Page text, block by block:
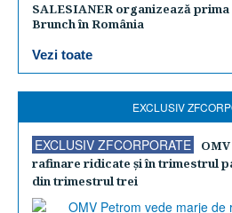
SALESIANER organizează
Brunch în România
Vezi toate
EXCLUSIV
EXCLUSIV ZFCORPORATE
rafinare ridicate şi în trimestrul
din trimestrul trei